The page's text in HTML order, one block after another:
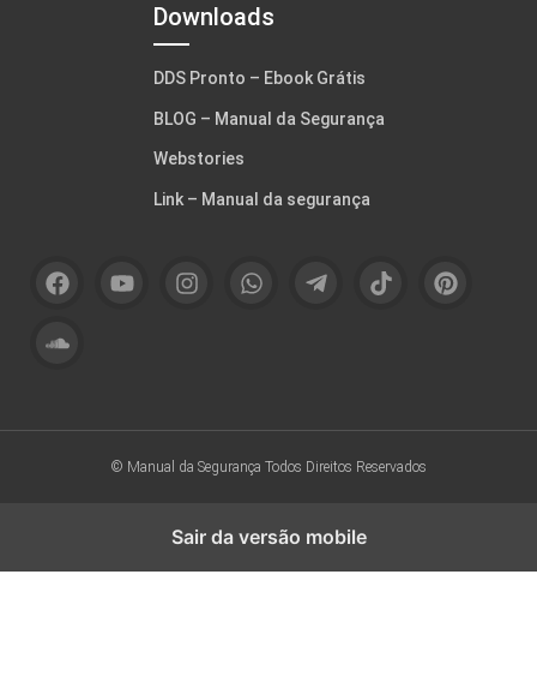
Downloads
DDS Pronto – Ebook Grátis
BLOG – Manual da Segurança
Webstories
Link – Manual da segurança
© Manual da Segurança Todos Direitos Reservados
Sair da versão mobile